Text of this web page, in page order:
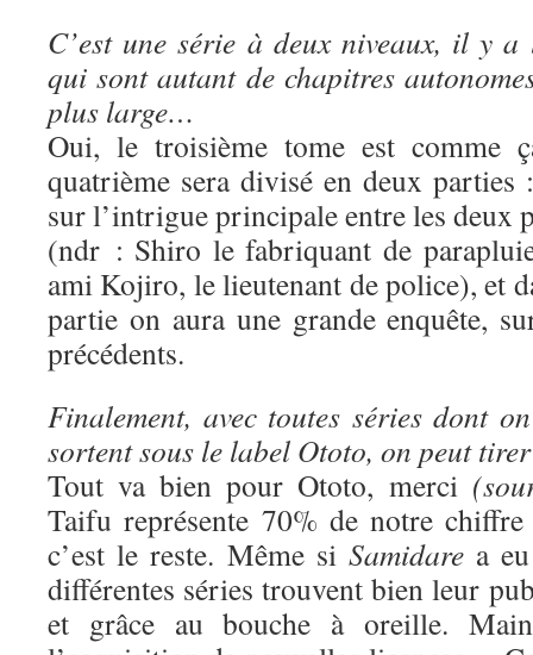
C’est une série à deux niveaux, il y a
qui sont autant de chapitres
plus large…
Oui, le troisième tome est comme
quatrième sera divisé en deux parties
sur l’intrigue principale entre les deux
(ndr : Shiro le fabriquant de
ami Kojiro, le lieutenant de police), et
partie on aura une grande enquête,
précédents.
Finalement, avec toutes séries dont
sortent sous le label Ototo, on peut
Tout va bien pour Ototo, merci
Taifu représente 70% de notre chiffre
c’est le reste. Même si Samidarea eu
différentes séries trouvent bien leur
et grâce au bouche à oreille.